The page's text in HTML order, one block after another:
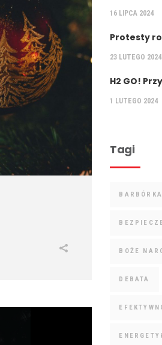
16 LIPCA 2024
Protesty
23 LUTEGO 2024
H2 GO!
1 LUTEGO 2024
Tagi
BARBÓRKA
BOŻE
DEBATA